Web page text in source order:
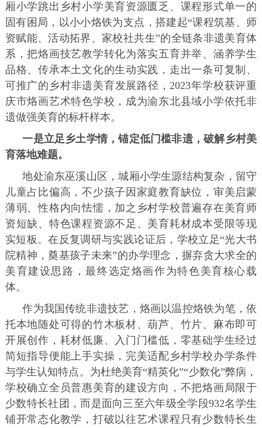
厢小学跳出乡村小学美育资源匮乏、课程形式单一的
固有困局，以小小烙铁为支点，搭建起“课程筑基、师
资赋能、活动拓界、家校社共生”的全链条非遗美育体
系，把烙画技艺教学转化为落实五育并举、涵养学生
品格、传承本土文化的生动实践，走出一条可复制、
可推广的乡村非遗美育发展路径，2023年学校获评重
庆市烙画艺术特色学校，成为渝东北县域小学依托非
遗做强美育的标杆样本。
一是立足乡土学情，锚定低门槛非遗，破解乡村美
育落地难题。
地处渝东巫溪山区，城厢小学生源结构复杂，留守
儿童占比偏高，不少孩子因家庭教育缺位，审美启蒙
薄弱、性格内向怯懦，加之乡村学校普遍存在美育师
资短缺、特色课程资源不足、美育耗材成本受限等现
实短板。在反复调研与实践论证后，学校立足“光大书
院精神，奠基孩子未来”的办学理念，摒弃贪大求全的
美育建设思路，最终选定烙画作为特色美育核心载
体。
作为我国传统非遗技艺，烙画以温控烙铁为笔，依
托本地随处可得的竹木板材、葫芦、竹片、麻布即可
开展创作，耗材低廉、入门门槛低，零基础学生经过
简短指导便能上手实操，完美适配乡村学校办学条件
与学生认知特点。为杜绝美育“精英化”“少数化”弊病，
学校确立全员普惠美育的建设方向，不把烙画局限于
少数特长社团，而是面向三至六年级全学段932名学生
铺开常态化教学，打破以往艺术课程只有少数特长生